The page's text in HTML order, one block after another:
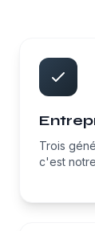
Trois
c'est